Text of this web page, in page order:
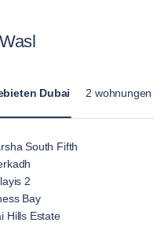
Dubai 2 wohnungen
South Fifth
2
Bay
Hills Estate